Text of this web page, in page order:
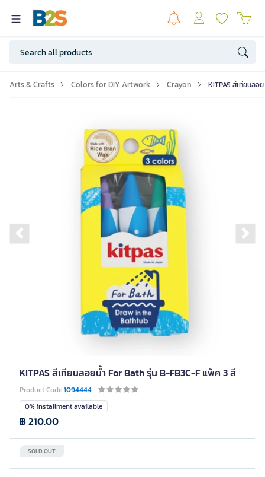
Arts & Crafts Colors for DIY Artwork Crayon KITPAS สีเทียนลอ
Previous slide
KITPAS สีเทียนลอยน้ำ For Bath รุ่น B-FB3C-F แพ็ค 3 สี
Product Code1094444
0% installment available
SOLD OUT
฿ 210.00